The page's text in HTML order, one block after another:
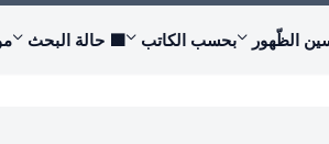
الظّهور بحسب الكاتب 🟩 حالة البحث